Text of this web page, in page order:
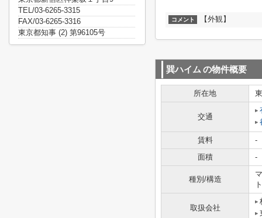
コメント 【外観】
巽ハイム の物件概要
所在地
交通
賃料
-
面積
-
種別/構造
ト
取扱会社
TEL/03-6265-3315
FAX/03-6265-3316
東京都知事 (2) 第96105号